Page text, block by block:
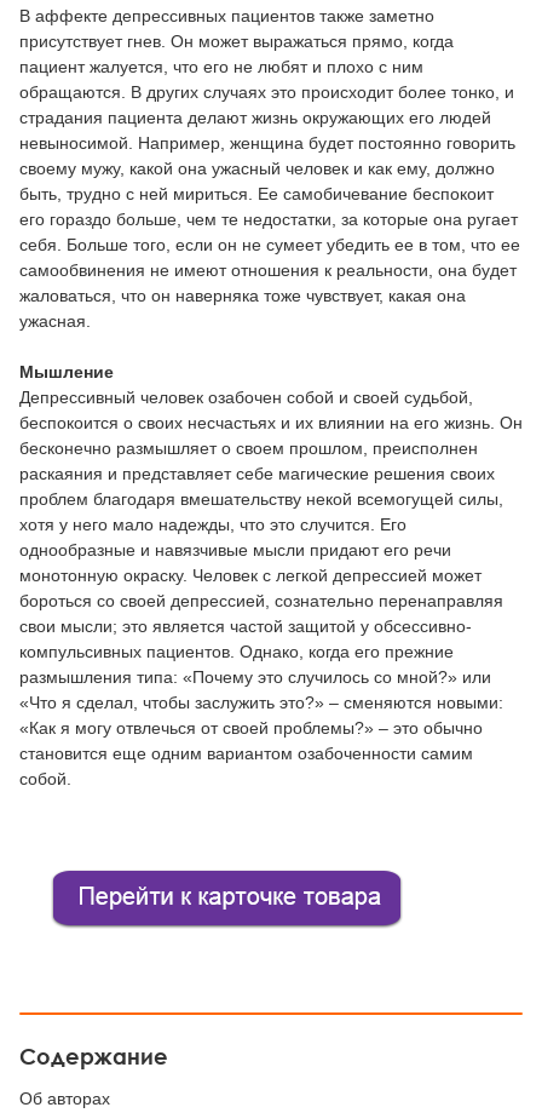
В аффекте депрессивных пациентов также заметно
присутствует гнев. Он может выражаться прямо, когда
пациент жалуется, что его не любят и плохо с ним
обращаются. В других случаях это происходит более тонко, и
страдания пациента делают жизнь окружающих его людей
невыносимой. Например, женщина будет постоянно говорить
своему мужу, какой она ужасный человек и как ему, должно
быть, трудно с ней мириться. Ее самобичевание беспокоит
его гораздо больше, чем те недостатки, за которые она ругает
себя. Больше того, если он не сумеет убедить ее в том, что ее
самообвинения не имеют отношения к реальности, она будет
жаловаться, что он наверняка тоже чувствует, какая она
ужасная.
Мышление
Депрессивный человек озабочен собой и своей судьбой,
беспокоится о своих несчастьях и их влиянии на его жизнь. Он
бесконечно размышляет о своем прошлом, преисполнен
раскаяния и представляет себе магические решения своих
проблем благодаря вмешательству некой всемогущей силы,
хотя у него мало надежды, что это случится. Его
однообразные и навязчивые мысли придают его речи
монотонную окраску. Человек с легкой депрессией может
бороться со своей депрессией, сознательно перенаправляя
свои мысли; это является частой защитой у обсессивно-
компульсивных пациентов. Однако, когда его прежние
размышления типа: «Почему это случилось со мной?» или
«Что я сделал, чтобы заслужить это?» – сменяются новыми:
«Как я могу отвлечься от своей проблемы?» – это обычно
становится еще одним вариантом озабоченности самим
собой.
Содержание
Об авторах